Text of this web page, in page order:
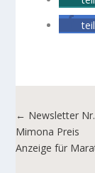
← Newsletter
Mimona Preis
Anzeige für